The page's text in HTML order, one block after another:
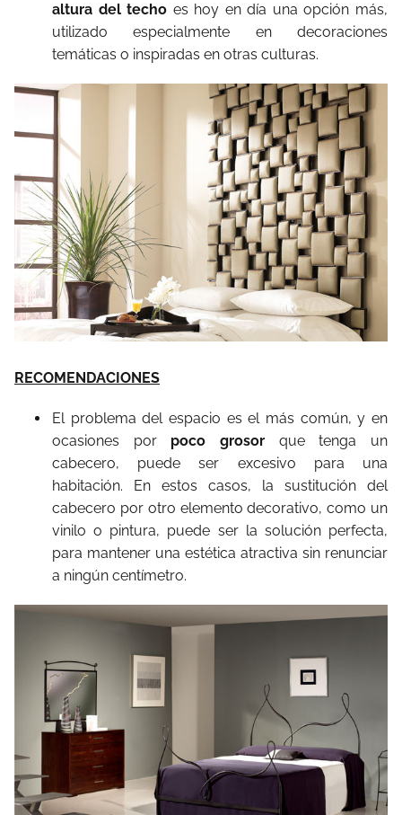
altura del techo es hoy en día una opción más,
utilizado especialmente en decoraciones
temáticas o inspiradas en otras culturas.
RECOMENDACIONES
El problema del espacio es el más común, y en
ocasiones por poco grosor que tenga un
cabecero, puede ser excesivo para una
habitación. En estos casos, la sustitución del
cabecero por otro elemento decorativo, como un
vinilo o pintura, puede ser la solución perfecta,
para mantener una estética atractiva sin renunciar
a ningún centímetro.